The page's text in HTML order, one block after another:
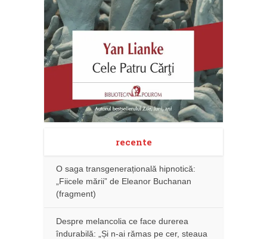
recente
O saga transgenerațională hipnotică:
„Fiicele mării” de Eleanor Buchanan
(fragment)
Despre melancolia ce face durerea
îndurabilă: „Și n-ai rămas pe cer, steaua